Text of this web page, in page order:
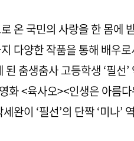
온 국민의 사랑을 한 몸에
다양한 작품을 통해 배우
춤생춤사 고등학생 ‘필선
화 <육사오><인생은 아름
완이 ‘필선’의 단짝 ‘미나’